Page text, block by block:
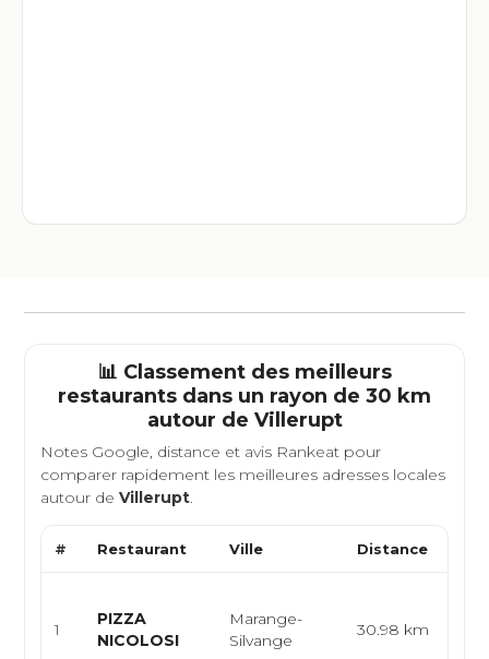
📊 Classement des meilleurs
restaurants dans un rayon de 30 km
autour de Villerupt
Notes Google, distance et avis Rankeat pour
comparer rapidement les meilleures adresses locales
autour deVillerupt.
# Restaurant Ville Distance
1
PIZZA
NICOLOSI
Marange-
Silvange
30.98 km